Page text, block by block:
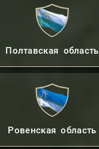
Полтавская область
Ровенская область